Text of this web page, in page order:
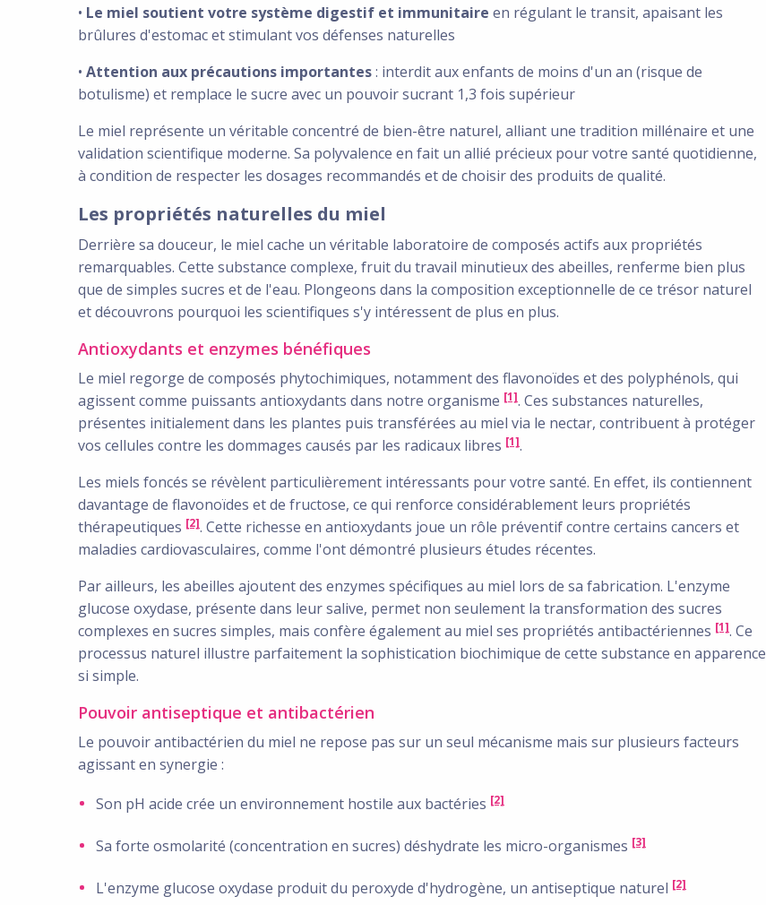
• Le miel soutient votre système digestif et immunitaire en régulant le transit, apaisant les
brûlures d'estomac et stimulant vos défenses naturelles
• Attention aux précautions importantes: interdit aux enfants de moins d'un an (risque de
botulisme) et remplace le sucre avec un pouvoir sucrant 1,3 fois supérieur
Le miel représente un véritable concentré de bien-être naturel, alliant une tradition millénaire et une
validation scientifique moderne. Sa polyvalence en fait un allié précieux pour votre santé quotidienne,
à condition de respecter les dosages recommandés et de choisir des produits de qualité.
Les propriétés naturelles du miel
Derrière sa douceur, le miel cache un véritable laboratoire de composés actifs aux propriétés
remarquables. Cette substance complexe, fruit du travail minutieux des abeilles, renferme bien plus
que de simples sucres et de l'eau. Plongeons dans la composition exceptionnelle de ce trésor naturel
et découvrons pourquoi les scientifiques s'y intéressent de plus en plus.
Antioxydants et enzymes bénéfiques
Le miel regorge de composés phytochimiques, notamment des flavonoïdes et des polyphénols, qui
agissent comme puissants antioxydants dans notre organisme [1]. Ces substances naturelles,
présentes initialement dans les plantes puis transférées au miel via le nectar, contribuent à protéger
vos cellules contre les dommages causés par les radicaux libres [1].
Les miels foncés se révèlent particulièrement intéressants pour votre santé. En effet, ils contiennent
davantage de flavonoïdes et de fructose, ce qui renforce considérablement leurs propriétés
thérapeutiques [2]. Cette richesse en antioxydants joue un rôle préventif contre certains cancers et
maladies cardiovasculaires, comme l'ont démontré plusieurs études récentes.
Par ailleurs, les abeilles ajoutent des enzymes spécifiques au miel lors de sa fabrication. L'enzyme
glucose oxydase, présente dans leur salive, permet non seulement la transformation des sucres
complexes en sucres simples, mais confère également au miel ses propriétés antibactériennes [1]. Ce
processus naturel illustre parfaitement la sophistication biochimique de cette substance en apparence
si simple.
Pouvoir antiseptique et antibactérien
Le pouvoir antibactérien du miel ne repose pas sur un seul mécanisme mais sur plusieurs facteurs
agissant en synergie :
Son pH acide crée un environnement hostile aux bactéries [2]
Sa forte osmolarité (concentration en sucres) déshydrate les micro-organismes [3]
L'enzyme glucose oxydase produit du peroxyde d'hydrogène, un antiseptique naturel [2]